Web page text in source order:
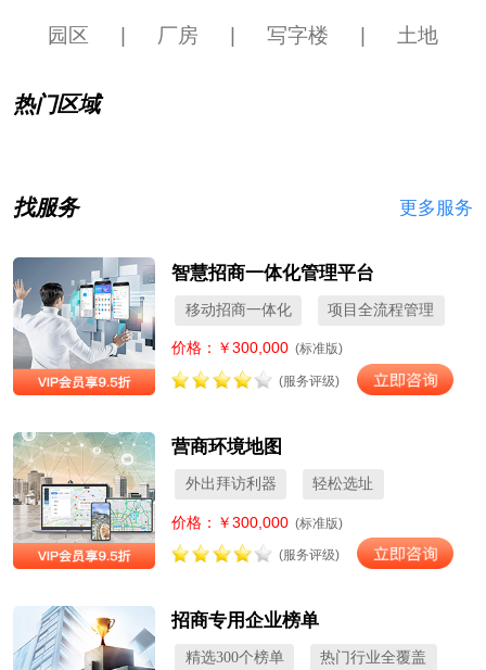
园区 厂房 写字楼 土地
热门区域
找服务 更多服务
智慧招商一体化管理平台
移动招商一体化 项目全流程管理
价格：￥300,000 (标准版)
(服务评级)
营商环境地图
外出拜访利器 轻松选址
价格：￥300,000 (标准版)
(服务评级)
招商专用企业榜单
精选300个榜单 热门行业全覆盖